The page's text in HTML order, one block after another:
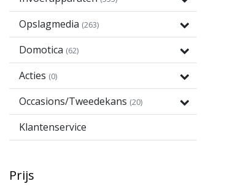
Opslagmedia (263)
Domotica (62)
Acties (0)
Occasions/Tweedekans (20)
Klantenservice
Prijs